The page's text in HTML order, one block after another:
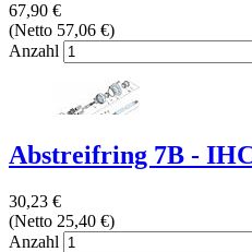
67,90 €
(Netto 57,06 €)
Anzahl
Abstreifring 7B -
30,23 €
(Netto 25,40 €)
Anzahl